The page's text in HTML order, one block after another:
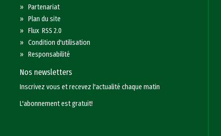
»Partenariat
»Plan du site
»Flux RSS 2.0
»Condition d'utilisation
»Responsabilité
Nos newsletters
Inscrivez vous et recevez l'actualité chaque matin
L'abonnement est gratuit!